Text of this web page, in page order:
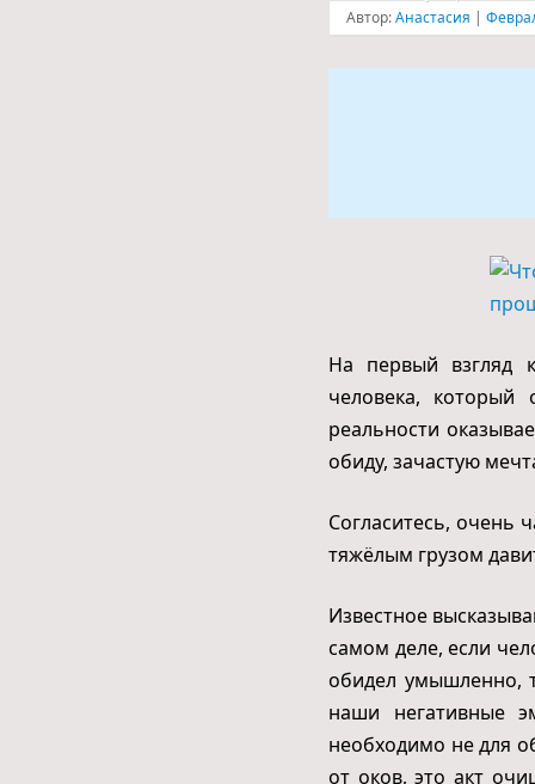
Автор:Анастасия |
На первый взгляд
человека,
реальности
обиду, зачастую
Согласитесь, очень
тяжёлым грузом
Известное
самом деле, если
обидел умышленно,
наши негативные
необходимо не для
от оков, это акт